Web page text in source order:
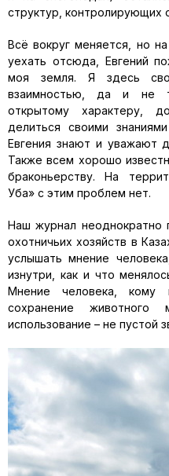
структур, контролирующих
Всё вокруг меняется, но
уехать отсюда, Евгений
моя земля. Я здесь
взаимностью, да и не
открытому характеру,
делиться своими
Евгения знают и уважают
Также всем хорошо
браконьерству. На
Уба» с этим проблем нет.
Наш журнал неоднократно
охотничьих хозяйств в
услышать мнение
изнутри, как и что
Мнение человека, кому
сохранение
использование – не пустой